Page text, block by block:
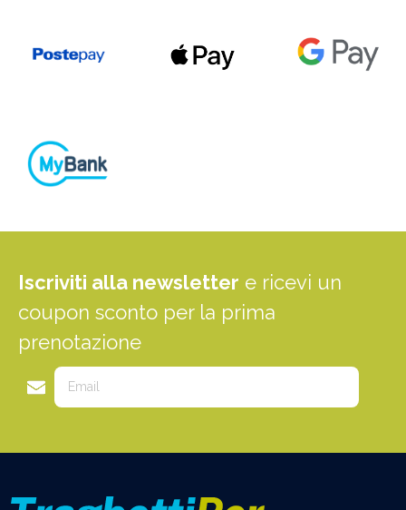
Iscriviti alla newsletter e ricevi un
coupon sconto per la prima
prenotazione